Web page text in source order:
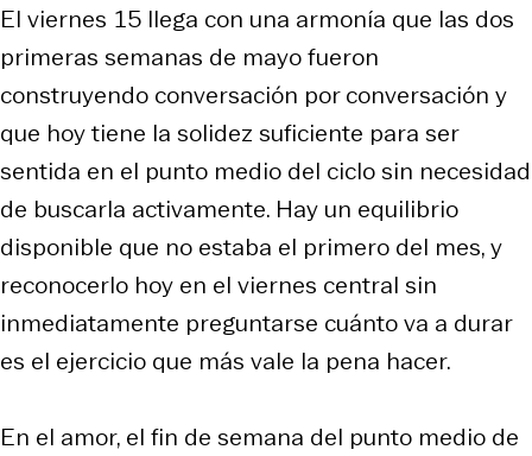
El viernes 15 llega con una armonía que las dos
primeras semanas de mayo fueron
construyendo conversación por conversación y
que hoy tiene la solidez suficiente para ser
sentida en el punto medio del ciclo sin necesidad
de buscarla activamente. Hay un equilibrio
disponible que no estaba el primero del mes, y
reconocerlo hoy en el viernes central sin
inmediatamente preguntarse cuánto va a durar
es el ejercicio que más vale la pena hacer.
En el amor, el fin de semana del punto medio de